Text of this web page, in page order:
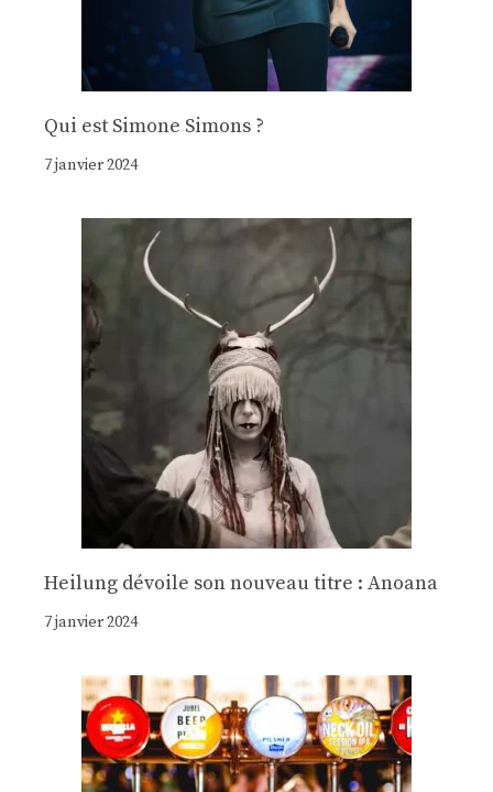
Qui est Simone Simons ?
7 janvier 2024
Heilung dévoile son nouveau titre : Anoana
7 janvier 2024